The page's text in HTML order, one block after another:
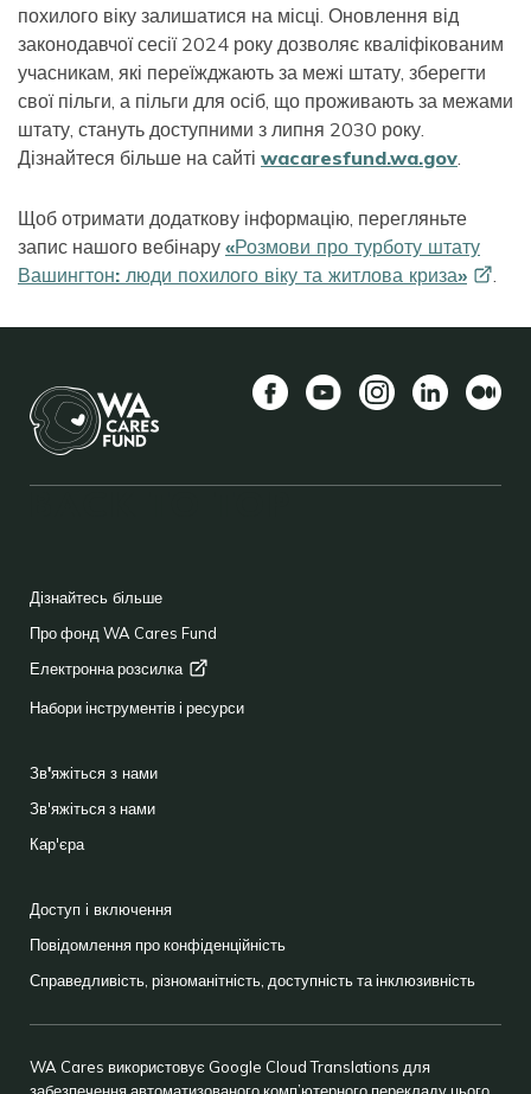
похилого віку залишатися на місці. Оновлення від
законодавчої сесії 2024 року дозволяє кваліфікованим
учасникам, які переїжджають за межі штату, зберегти
свої пільги, а пільги для осіб, що проживають за межами
штату, стануть доступними з липня 2030 року.
Дізнайтеся більше на сайті wacaresfund.wa.gov.
Щоб отримати додаткову інформацію, перегляньте
запис нашого вебінару «Розмови про турботу штату
Вашингтон: люди похилого віку та житлова криза» .
Дізнайтесь більше
Про фонд WA Cares Fund
Електроннарозсилка
Набори інструментів і ресурси
Зв'яжіться з нами
Зв'яжіться з нами
Кар'єра
Доступ і включення
Повідомлення про конфіденційність
Справедливість, різноманітність, доступність та інклюзивність
WA Cares використовує Google Cloud Translations для
забезпечення автоматизованого комп’ютерного перекладу цього